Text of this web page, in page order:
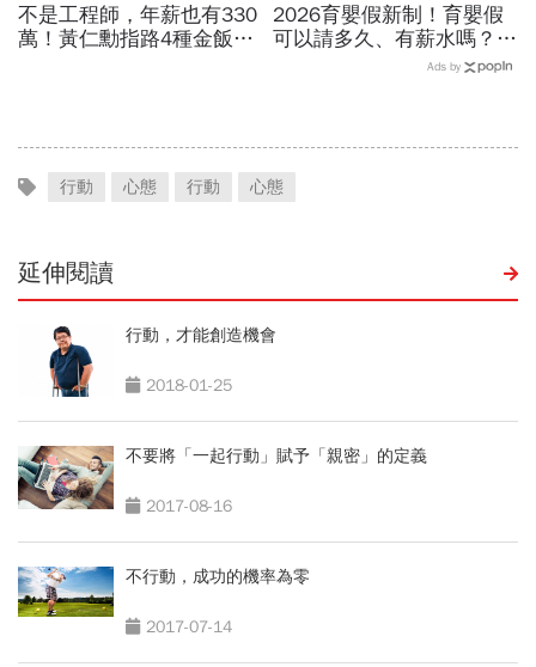
不是工程師，年薪也有330
萬！黃仁勳指路4種金飯
2026育嬰假新制！育嬰假
可以請多久、有薪水嗎？育
嬰留職停薪津貼申請、準備
Ads by
行動 心態 行動 心態
延伸閱讀
行動，才能創造機會
2018-01-25
不要將「一起行動」賦予「親密」的定義
2017-08-16
不行動，成功的機率為零
2017-07-14